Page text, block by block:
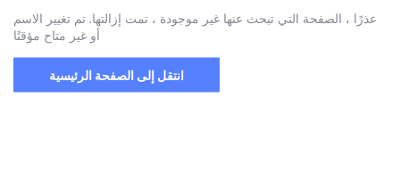
عذرًا ، الصفحة التي تبحث عنها غير موجودة ، تمت إزالتها. تم تغيير الاسم
أو غير متاح مؤقتًا
انتقل إلى الصفحة الرئيسية